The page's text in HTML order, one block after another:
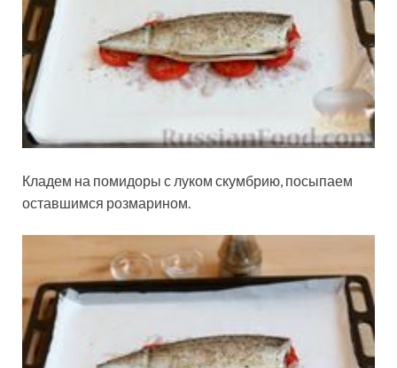
Кладем на помидоры с луком скумбрию, посыпаем
оставшимся розмарином.